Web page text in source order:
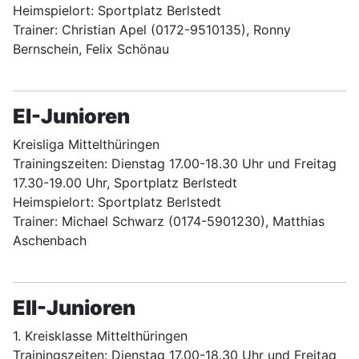
Heimspielort: Sportplatz Berlstedt
Trainer: Christian Apel (0172-9510135), Ronny
Bernschein, Felix Schönau
EI-Junioren
Kreisliga Mittelthüringen
Trainingszeiten: Dienstag 17.00-18.30 Uhr und Freitag
17.30-19.00 Uhr, Sportplatz Berlstedt
Heimspielort: Sportplatz Berlstedt
Trainer: Michael Schwarz (0174-5901230), Matthias
Aschenbach
EII-Junioren
1. Kreisklasse Mittelthüringen
Trainingszeiten: Dienstag 17.00-18.30 Uhr und Freitag